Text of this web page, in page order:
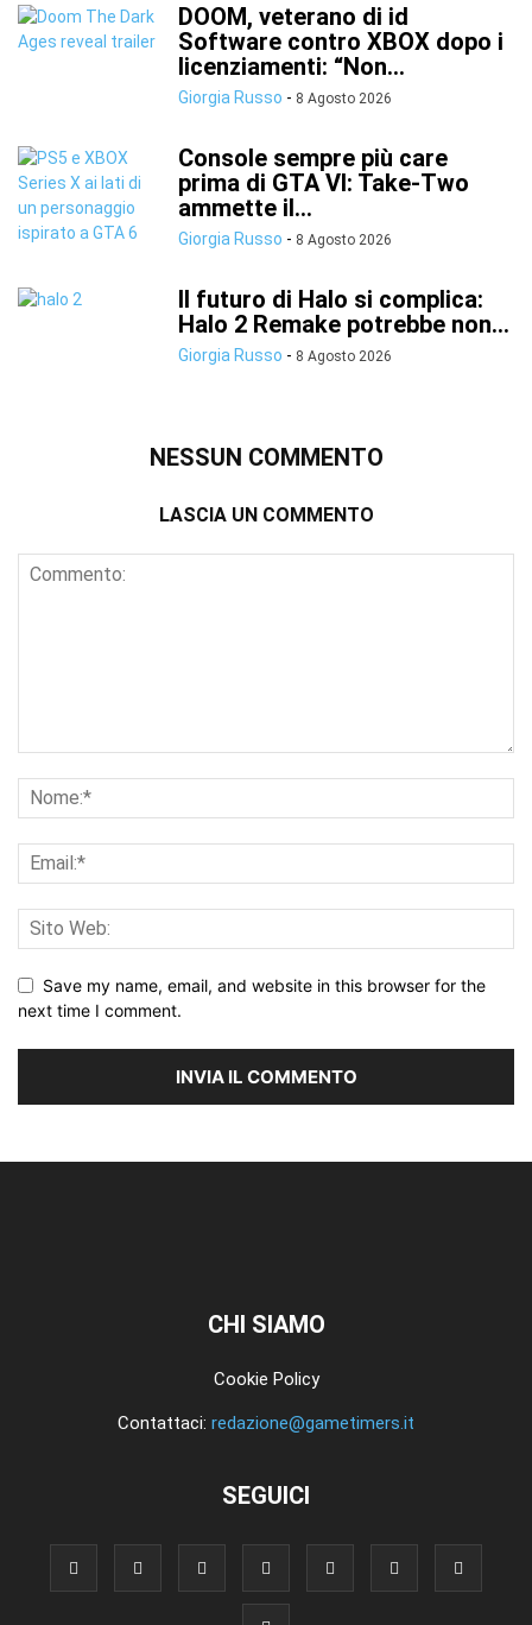
DOOM, veterano di id
Software contro XBOX dopo i
licenziamenti: “Non...
Giorgia Russo - 8 Agosto 2026
Console sempre più care
prima di GTA VI: Take-Two
ammette il...
Giorgia Russo - 8 Agosto 2026
Il futuro di Halo si complica:
Halo 2 Remake potrebbe non...
Giorgia Russo - 8 Agosto 2026
NESSUN COMMENTO
LASCIA UN COMMENTO
Save my name, email, and website in this browser for the
next time I comment.
CHI SIAMO
Cookie Policy
Contattaci: redazione@gametimers.it
SEGUICI